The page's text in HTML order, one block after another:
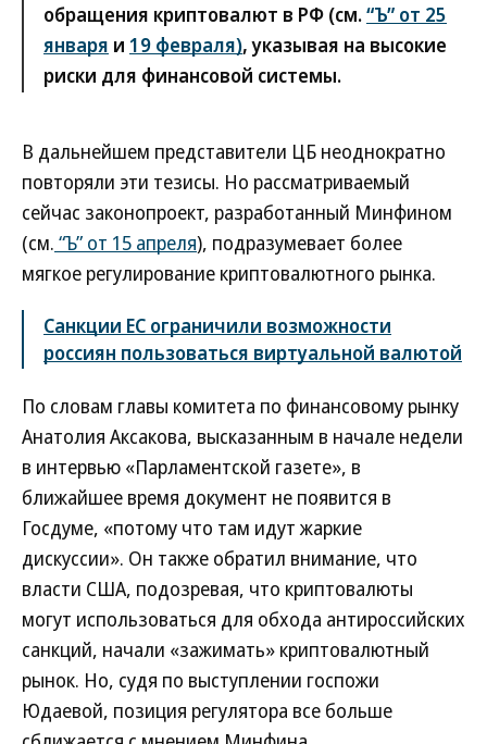
обращения криптовалют в РФ (см.“Ъ” от 25
января и 19 февраля), указывая на высокие
риски для финансовой системы.
В дальнейшем представители ЦБ неоднократно
повторяли эти тезисы. Но рассматриваемый
сейчас законопроект, разработанный Минфином
(см. “Ъ” от 15 апреля), подразумевает более
мягкое регулирование криптовалютного рынка.
Санкции ЕС ограничили возможности
россиян пользоваться виртуальной валютой
По словам главы комитета по финансовому рынку
Анатолия Аксакова, высказанным в начале недели
в интервью «Парламентской газете», в
ближайшее время документ не появится в
Госдуме, «потому что там идут жаркие
дискуссии». Он также обратил внимание, что
власти США, подозревая, что криптовалюты
могут использоваться для обхода антироссийских
санкций, начали «зажимать» криптовалютный
рынок. Но, судя по выступлении госпожи
Юдаевой, позиция регулятора все больше